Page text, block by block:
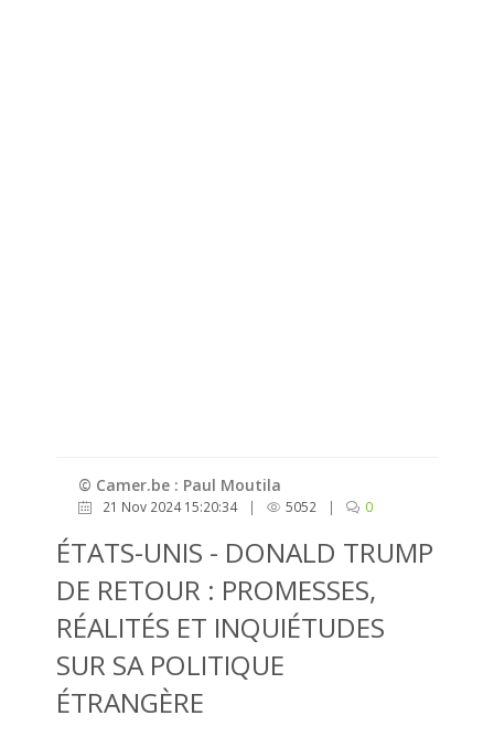
© Camer.be : Paul Moutila
21 Nov 2024 15:20:34 | 5052 | 0
ÉTATS-UNIS - DONALD TRUMP
DE RETOUR : PROMESSES,
RÉALITÉS ET INQUIÉTUDES
SUR SA POLITIQUE
ÉTRANGÈRE